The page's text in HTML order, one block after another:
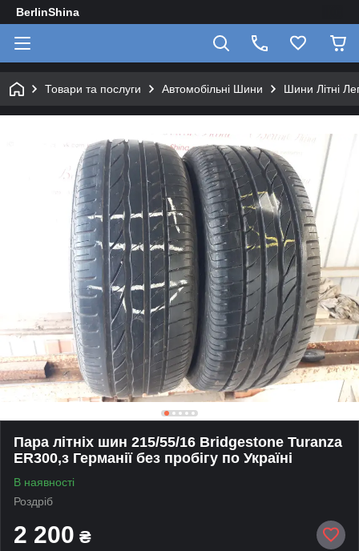
BerlinShina
Товари та послуги Автомобільні Шини Шини Літні
Пара літніх шин 215/55/16 Bridgestone Turanza
ER300,з Германії без пробігу по Україні
В наявності
Роздріб
2 200 ₴